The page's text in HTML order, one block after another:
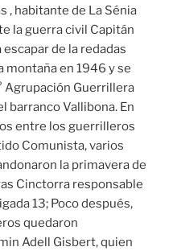
, habitante de La Sénia
la guerra civil Capitán
de la redadas
montaña en 1946 y se
Agrupación Guerrillera
barranco Vallibona. En
entre los guerrilleros
Comunista, varios
la primavera de
Cinctorra responsable
13; Poco después,
quedaron
Adell Gisbert, quien